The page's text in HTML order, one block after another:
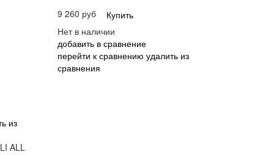
9 260 руб
Купить
Нет в наличии
добавить в сравнение
перейти к сравнению удалить из
сравнения
из